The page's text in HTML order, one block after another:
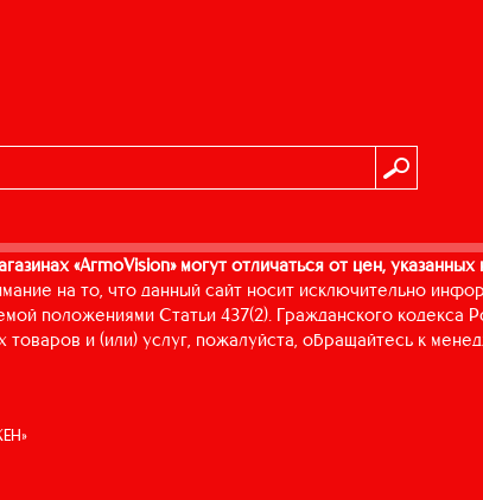
«ArmoVision» могут отличаться от цен, указанных
на то, что данный сайт носит исключительно
положениями Статьи 437(2). Гражданского
товаров и (или) услуг, пожалуйста, обращайтесь к